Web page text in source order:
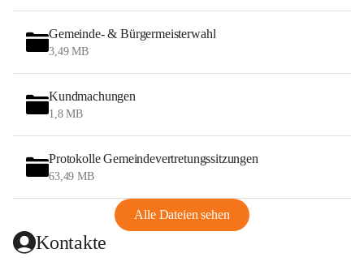
Gemeinde- & Bürgermeisterwahl
3,49 MB
Kundmachungen
1,8 MB
Protokolle Gemeindevertretungssitzungen
63,49 MB
Alle Dateien sehen
Kontakte